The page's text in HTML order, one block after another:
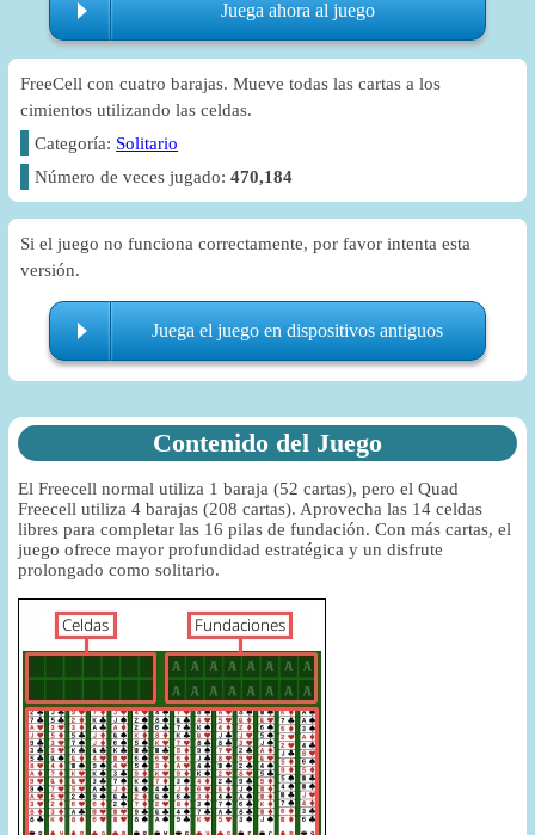
Juega ahora al juego
FreeCell con cuatro barajas. Mueve todas las cartas a los
cimientos utilizando las celdas.
Categoría: Solitario
Número de veces jugado:470,184
Si el juego no funciona correctamente, por favor intenta esta
versión.
Juega el juego en dispositivos antiguos
Contenido del Juego
El Freecell normal utiliza 1 baraja (52 cartas), pero el Quad
Freecell utiliza 4 barajas (208 cartas). Aprovecha las 14 celdas
libres para completar las 16 pilas de fundación. Con más cartas, el
juego ofrece mayor profundidad estratégica y un disfrute
prolongado como solitario.